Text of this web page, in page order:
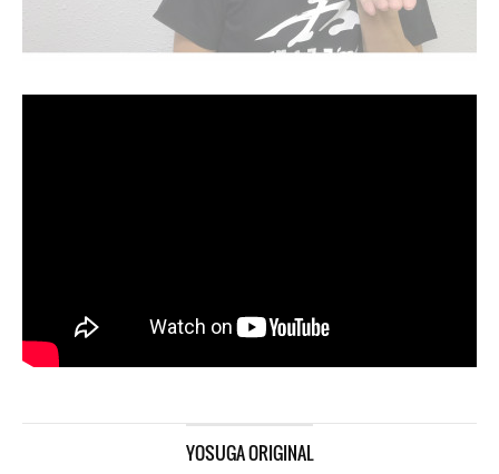
YOSUGA ORIGINAL